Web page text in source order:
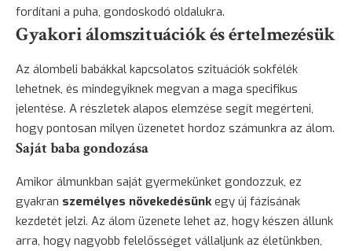
fordítani a puha, gondoskodó oldalukra.
Gyakori álomszituációk és értelmezésük
Az álombeli babákkal kapcsolatos szituációk sokfélék
lehetnek, és mindegyiknek megvan a maga specifikus
jelentése. A részletek alapos elemzése segít megérteni,
hogy pontosan milyen üzenetet hordoz számunkra az álom.
Saját baba gondozása
Amikor álmunkban saját gyermekünket gondozzuk, ez
gyakran személyes növekedésünkegy új fázisának
kezdetét jelzi. Az álom üzenete lehet az, hogy készen állunk
arra, hogy nagyobb felelősséget vállaljunk az életünkben,